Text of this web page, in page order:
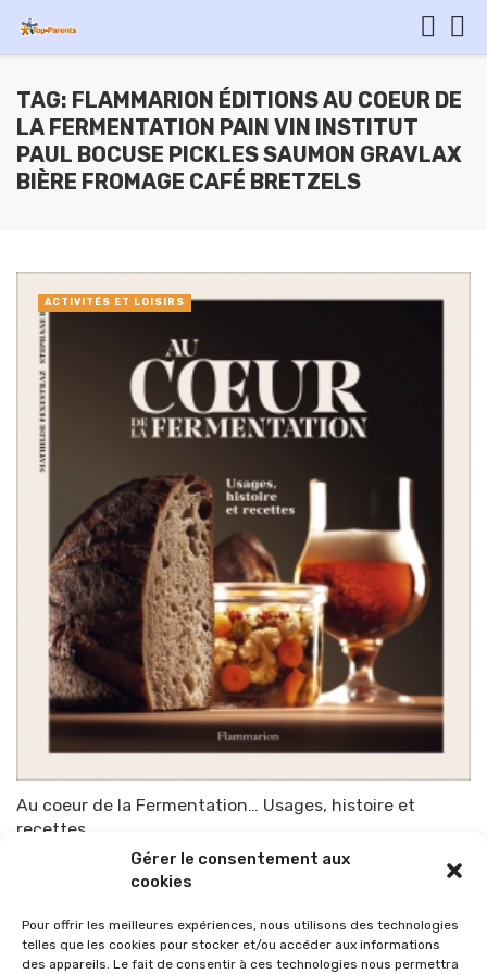
Gérer le consentement aux
cookies
Pour offrir les meilleures expériences, nous utilisons des technologies
telles que les cookies pour stocker et/ou accéder aux informations
des appareils. Le fait de consentir à ces technologies nous permettra
TAG: FLAMMARION ÉDITIONS AU COEUR DE
LA FERMENTATION PAIN VIN INSTITUT
PAUL BOCUSE PICKLES SAUMON GRAVLAX
BIÈRE FROMAGE CAFÉ BRETZELS
Au coeur de la Fermentation… Usages, histoire et
recettes
TOP-PARENTS 22 février 2022
ACTIVITÉS ET LOISIRS